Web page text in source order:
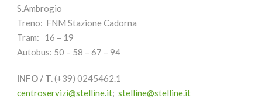
S.Ambrogio
Treno: FNM Stazione Cadorna
Tram: 16 – 19
Autobus: 50 – 58 – 67 – 94
INFO / T.(+39) 0245462.1
centroservizi@stelline.it; stelline@stelline.it